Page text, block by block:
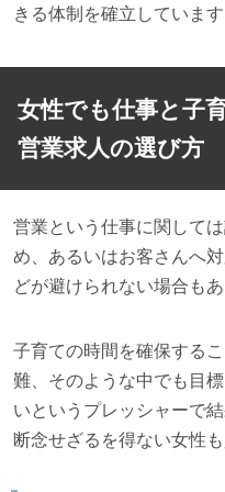
きる体制を確立しています
女性でも仕事と子
営業求人の選び方
営業という仕事に関して
め、あるいはお客さんへ
どが避けられない場合もあ
子育ての時間を確保する
難、そのような中でも目
いというプレッシャーで
断念せざるを得ない女性